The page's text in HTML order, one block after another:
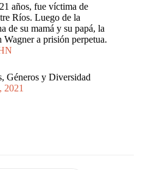
años, fue víctima de
Ríos. Luego de la
de su mamá y su papá, la
Wagner a prisión perpetua.
Géneros y Diversidad
2021